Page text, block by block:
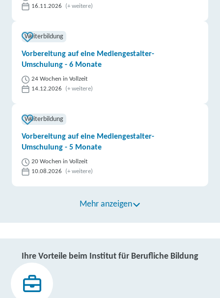
16.11.2026
(+ weitere)
Weiterbildung
Vorbereitung auf eine Mediengestalter-
Umschulung - 6 Monate
24 Wochen in Vollzeit
14.12.2026
(+ weitere)
Weiterbildung
Vorbereitung auf eine Mediengestalter-
Umschulung - 5 Monate
20 Wochen in Vollzeit
10.08.2026
(+ weitere)
Mehr anzeigen
Ihre Vorteile beim Institut für Berufliche Bildung